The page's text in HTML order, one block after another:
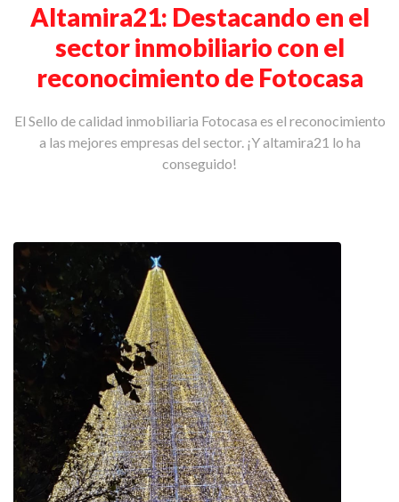
Altamira21: Destacando en el
sector inmobiliario con el
reconocimiento de Fotocasa
El Sello de calidad inmobiliaria Fotocasa es el reconocimiento
a las mejores empresas del sector. ¡Y altamira21 lo ha
conseguido!